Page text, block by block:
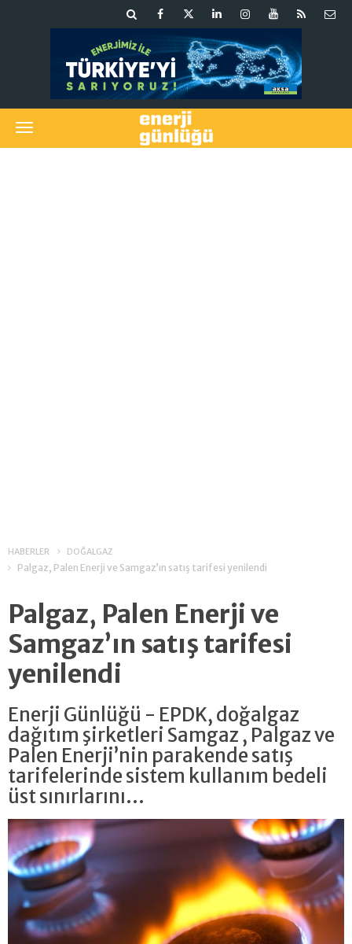
HABERLER DOĞALGAZ
Palgaz, Palen Enerji ve Samgaz’ın satış tarifesi yenilendi
Palgaz, Palen Enerji ve
Samgaz’ın satış tarifesi
yenilendi
Enerji Günlüğü - EPDK, doğalgaz
dağıtım şirketleri Samgaz , Palgaz ve
Palen Enerji’nin parakende satış
tarifelerinde sistem kullanım bedeli
üst sınırlarını...